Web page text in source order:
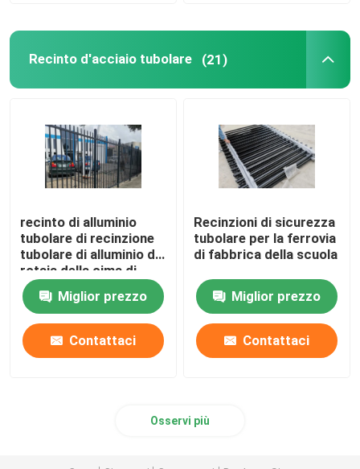
Recinto d'acciaio tubolare (21)
recinto di alluminio
tubolare di recinzione
tubolare di alluminio di
rotaia della cima di
piano di 2400mm
Miglior prezzo
Contattaci
Recinzioni di sicurezza
tubolare per la ferrovia
di fabbrica della scuola
Miglior prezzo
Contattaci
Osservi più